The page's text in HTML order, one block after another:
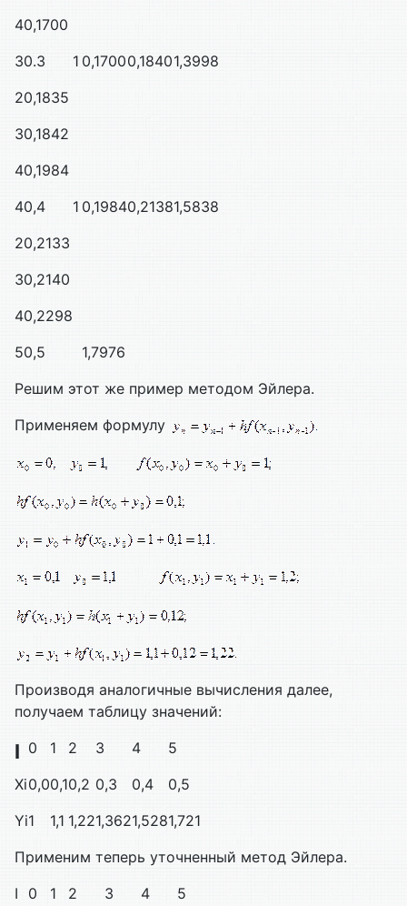
40,1700
30.3 1 0,17000,18401,3998
20,1835
30,1842
40,1984
40,4 1 0,19840,21381,5838
20,2133
30,2140
40,2298
50,5
1,7976
Решим этот же пример методом Эйлера.
Применяем формулу
Производя аналогичные вычисления далее,
получаем таблицу значений:
I 0 1 2 3 4
5
Xi0,00,10,2 0,3 0,4
0,5
Yi1 1,1 1,221,3621,5281,721
Применим теперь уточненный метод Эйлера.
I
0 1 2 3 4 5